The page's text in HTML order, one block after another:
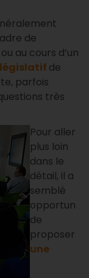
de
ou au cours d’un
de
parfois
très
Pour aller
plus loin
dans le
détail, il a
semblé
opportun
de
proposer
une